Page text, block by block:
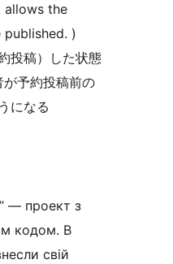
allows the
)
投稿）した状態
が予約投稿前の
になる
— проект з
кодом. В
свій